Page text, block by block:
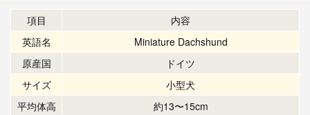
項目
内容
英語名
Miniature Dachshund
原産国
ドイツ
サイズ
小型犬
平均体高
約13〜15cm